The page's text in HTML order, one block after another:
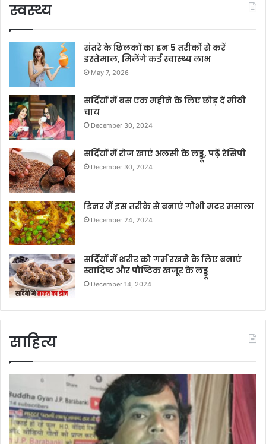
स्वस्थ्य
संतरे के छिलकों का इन 5 तरीकों से करें
इस्तेमाल, मिलेंगे कई स्वास्थ्य लाभ
May 7, 2026
सर्दियों में बस एक महीने के लिए छोड़ दें मीठी
चाय
December 30, 2024
सर्दियों में रोज खाएं अलसी के लड्डू, पढ़ें रेसिपी
December 30, 2024
डिनर में इस तरीके से बनाएं गोभी मटर मसाला
December 24, 2024
सर्दियों में शरीर को गर्म रखने के लिए बनाएं
स्वादिष्ट और पौष्टिक खजूर के लड्डू
December 14, 2024
साहित्य